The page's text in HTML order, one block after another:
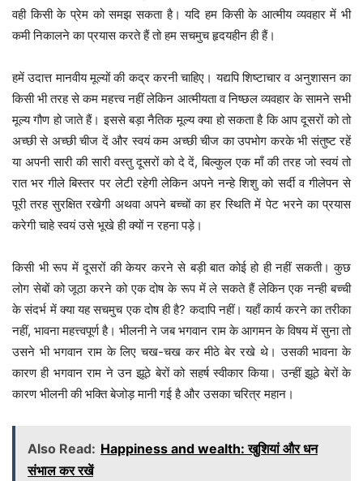
वही किसी के प्रेम को समझ सकता है। यदि हम किसी के आत्मीय व्यवहार में भी
कमी निकालने का प्रयास करते हैं तो हम सचमुच हृदयहीन ही हैं।
हमें उदात्त मानवीय मूल्यों की कद्र करनी चाहिए। यद्यपि शिष्टाचार व अनुशासन का
किसी भी तरह से कम महत्त्व नहीं लेकिन आत्मीयता व निष्छल व्यवहार के सामने सभी
मूल्य गौण हो जाते हैं। इससे बड़ा नैतिक मूल्य क्या हो सकता है कि आप दूसरों को तो
अच्छी से अच्छी चीज दें और स्वयं कम अच्छी चीज का उपभोग करके भी संतुष्ट रहें
या अपनी सारी की सारी वस्तु दूसरों को दे दें, बिल्कुल एक माँ की तरह जो स्वयं तो
रात भर गीले बिस्तर पर लेटी रहेगी लेकिन अपने नन्हे शिशु को सर्दी व गीलेपन से
पूरी तरह सुरक्षित रखेगी अथवा अपने बच्चों का हर स्थिति में पेट भरने का प्रयास
करेगी चाहे स्वयं उसे भूखे ही क्यों न रहना पड़े।
किसी भी रूप में दूसरों की केयर करने से बड़ी बात कोई हो ही नहीं सकती। कुछ
लोग सेबों को जूठा करने को एक दोष के रूप में ले सकते हैं लेकिन एक नन्ही बच्ची
के संदर्भ में क्या यह सचमुच एक दोष ही है? कदापि नहीं। यहाँ कार्य करने का तरीका
नहीं, भावना महत्त्वपूर्ण है। भीलनी ने जब भगवान राम के आगमन के विषय में सुना तो
उसने भी भगवान राम के लिए चख-चख कर मीठे बेर रखे थे। उसकी भावना के
कारण ही भगवान राम ने उन झूठे बेरों को सहर्ष स्वीकार किया। उन्हीं झूठे बेरों के
कारण भीलनी की भक्ति बेजोड़ मानी गई है और उसका चरित्र महान।
Also Read: Happiness and wealth: खुशियां और धन
संभाल कर रखें